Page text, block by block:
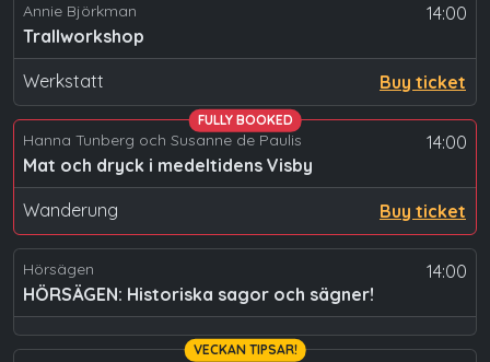
14:00
Annie Björkman
Trallworkshop
Werkstatt Buy ticket
14:00
Hanna Tunberg och Susanne de Paulis
Mat och dryck i medeltidens Visby
Wanderung Buy ticket
FULLY BOOKED
14:00
Hörsägen
HÖRSÄGEN: Historiska sagor och sägner!
VECKAN TIPSAR!